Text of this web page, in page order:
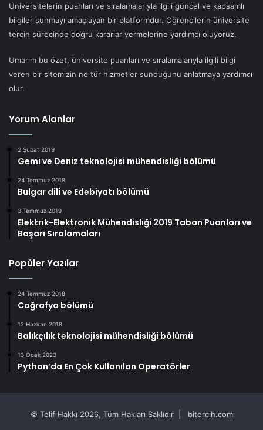
Üniversitelerin puanları ve sıralamalarıyla ilgili güncel ve kapsamlı
bilgiler sunmayı amaçlayan bir platformdur. Öğrencilerin üniversite
tercih sürecinde doğru kararlar vermelerine yardımcı oluyoruz.
Umarım bu özet, üniversite puanları ve sıralamalarıyla ilgili bilgi
veren bir sitemizin ne tür hizmetler sunduğunu anlatmaya yardımcı
olur.
Yorum Alanlar
2 Şubat 2019
Gemi ve Deniz teknolojisi mühendisliği bölümü
24 Temmuz 2018
Bulgar dili ve Edebiyatı bölümü
3 Temmuz 2019
Elektrik-Elektronik Mühendisliği 2019 Taban Puanları ve
Başarı Sıralamaları
Popüler Yazılar
24 Temmuz 2018
Coğrafya bölümü
12 Haziran 2018
Balıkçılık teknolojisi mühendisliği bölümü
13 Ocak 2023
Python’da En Çok Kullanılan Operatörler
© Telif Hakkı 2026, Tüm Hakları Saklıdır | bitercih.com